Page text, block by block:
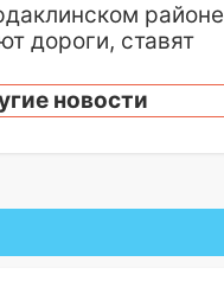
районе
дороги, ставят
«Волги» под
новости